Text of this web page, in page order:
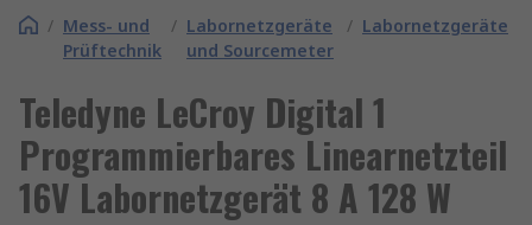
/ Mess- und
Prüftechnik
/ Labornetzgeräte
und Sourcemeter
/ Labornetzgeräte
Teledyne LeCroy Digital 1
Programmierbares Linearnetzteil
16V Labornetzgerät 8 A 128 W